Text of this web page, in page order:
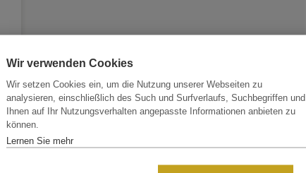
Wir verwenden Cookies
Wir setzen Cookies ein, um die Nutzung unserer Webseiten zu
analysieren, einschließlich des Such und Surfverlaufs, Suchbegriffen und
Ihnen auf Ihr Nutzungsverhalten angepasste Informationen anbieten zu
können.
Lernen Sie mehr